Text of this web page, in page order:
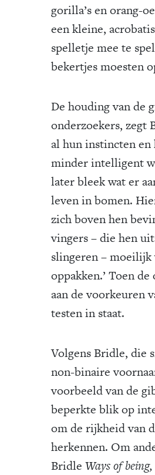
gorilla’s en orang-
een kleine,
spelletje mee te
bekertjes moesten
De houding van de
onderzoekers, zegt
al hun instincten
minder intelligent
later bleek wat er
leven in bomen.
zich boven hen
vingers – die hen
slingeren –
oppakken.’ Toen
aan de voorkeuren
testen in staat.
Volgens Bridle, die
non-binaire
voorbeeld van de
beperkte blik op
om de rijkheid van
herkennen. Om
Bridle Ways of being,